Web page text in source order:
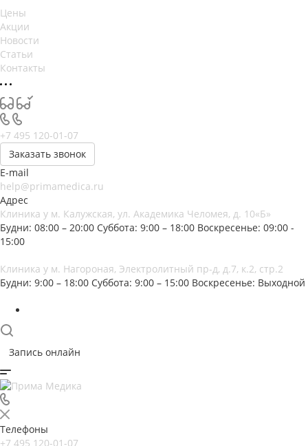
Цены
Акции
Новости
Статьи
Контакты
+7 495 120-01-07
Заказать звонок
E-mail
help@primamedica.ru
Адрес
Клиника у м. Калужская, ул. Академика Челомея, д. 10«Б»
Будни: 08:00 – 20:00 Суббота: 9:00 – 18:00 Воскресенье: 09:00 -
15:00
Клиника у м. Нагороная, Электролитный пр-д, д.7, к.2, стр.2
Будни: 9:00 – 18:00 Суббота: 9:00 – 15:00 Воскресенье: Выходной
Запись онлайн
Телефоны
+7 495 120-01-07